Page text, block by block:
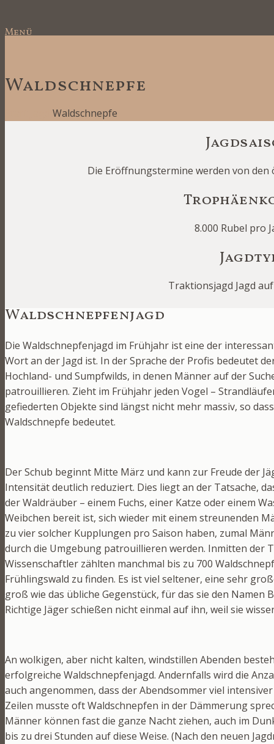
Menü
Waldschnepfe
Waldschnepfe
Die Eröffnungstermine werden von
8.000 Rubel pro
Traktionsjagd Jagd
Waldschnepfenjagd
Die Waldschnepfenjagd im Frühjahr ist eine der
Wort an der Jagd ist. In der Sprache der Profis bedeutet
Hochland- und Sumpfwilds, in denen Männer auf der
patrouillieren. Zieht im Frühjahr jeden Vogel –
gefiederten Objekte sind längst nicht mehr massiv, so
Waldschnepfe bedeutet.
Der Schub beginnt Mitte März und kann zur Freude der
Intensität deutlich reduziert. Dies liegt an der Tatsache,
der Waldräuber – einem Fuchs, einer Katze oder einem
Weibchen bereit ist, sich wieder mit einem streunenden
zu vier solcher Kupplungen pro Saison haben, zumal
durch die Umgebung patrouillieren werden. Inmitten der
Wissenschaftler zählten manchmal bis zu 700
Frühlingswald zu finden. Es ist viel seltener, eine sehr
groß wie das übliche Gegenstück, für das sie den Namen
Richtige Jäger schießen nicht einmal auf ihn, weil sie
An wolkigen, aber nicht kalten, windstillen Abenden
erfolgreiche Waldschnepfenjagd. Andernfalls wird die
auch angenommen, dass der Abendsommer viel
Zeilen musste oft Waldschnepfen in der Dämmerung
Männer können fast die ganze Nacht ziehen, auch im
bis zu drei Stunden auf diese Weise. (Nach den neuen